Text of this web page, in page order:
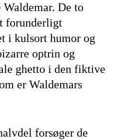
De to
forunderligt
i kulsort humor og
optrin og
ghetto i den fiktive
er Waldemars
forsøger de